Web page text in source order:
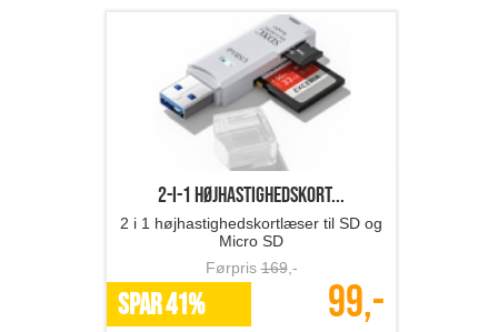
2-i-1 højhastighedskort...
2 i 1 højhastighedskortlæser til SD og
Micro SD
Førpris169,-
SPAR 41% 99,-